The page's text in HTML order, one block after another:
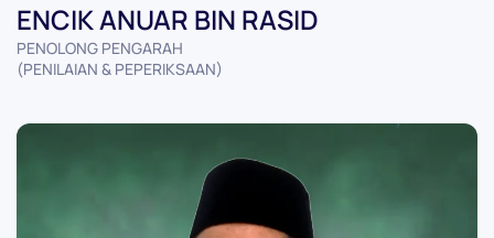
ENCIK ANUAR BIN RASID
PENOLONG PENGARAH
(PENILAIAN & PEPERIKSAAN)